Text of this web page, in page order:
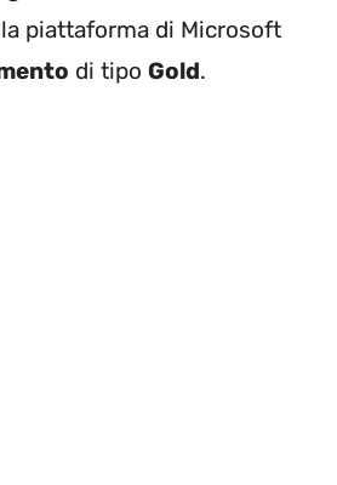
piattaforma di Microsoft
di tipo Gold.